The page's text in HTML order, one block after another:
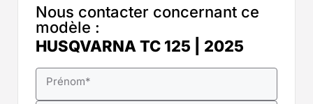
Nous contacter concernant ce
modèle :
HUSQVARNA TC 125 | 2025
Prénom*